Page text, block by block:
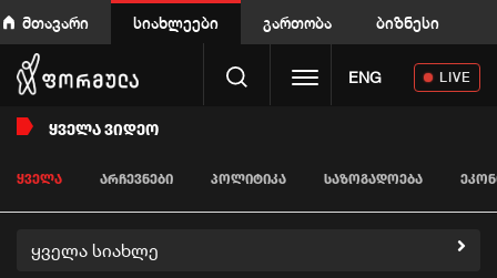
მთავარი სიახლეები გართობა ბიზნესი
Toggle navigation
ENG LIVE
ᲧᲕᲔᲚᲐ ᲕᲘᲓᲔᲝ
ᲧᲕᲔᲚᲐ ᲐᲠᲩᲔᲕᲜᲔᲑᲘ ᲞᲝᲚᲘᲢᲘᲙᲐ ᲡᲐᲖᲝᲒᲐᲓᲝᲔᲑᲐ
ყველა სიახლე